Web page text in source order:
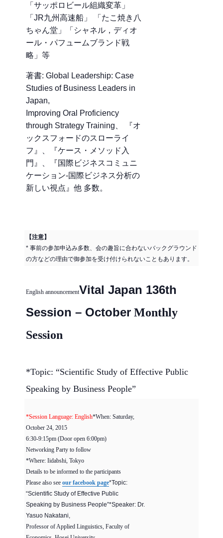
「サッポロビール組織変革」
「JR九州高速船」 「たこ焼き八
ちゃん堂」「シャネル，ディオ
ール・パフュームブランド戦
略」等
著書: Global Leadership: Case
Studies of Business Leaders in
Japan,
Improving Oral Proficiency
through Strategy Training、 『オ
ックスフォードのスローライ
フ』、『ケース・メソッド入
門』、『国際ビジネスコミュニ
ケーション‐国際ビジネス分析の
新しい視点』他 多数。
【注意】
* 事前の参加申込み多数、会の趣旨に合わないバックグラウンド
の方などの理由で御参加を受け付けられないこともあります。
English announcementVital Japan 136th
Session – October Monthly
Session
*Topic: “Scientific Study of Effective Public
Speaking by Business People”
*Session Language: English*When: Saturday,
October 24, 2015
6:30-9:15pm (Door open 6:00pm)
Networking Party to follow
*Where: Iidabshi, Tokyo
Details to be informed to the participants
Please also see our facebook page*Topic:
“Scientific Study of Effective Public
Speaking by Business People”*Speaker: Dr.
Yasuo Nakatani,
Professor of Applied Linguistics, Faculty of